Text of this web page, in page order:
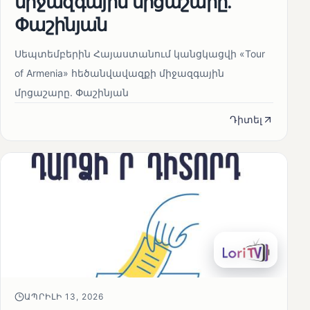
Փաշինյան
Սեպտեմբերին Հայաստանում կանցկացվի «Tour
of Armenia» հեծանվավազքի միջազգային
մրցաշարը. Փաշինյան
Դիտել
ԱՊՐԻԼԻ 13, 2026